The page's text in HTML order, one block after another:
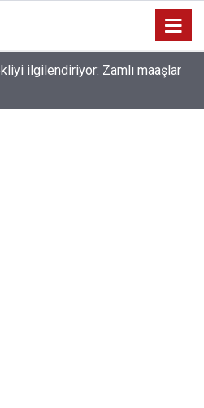
ilgilendiriyor: Zamlı maaşlar